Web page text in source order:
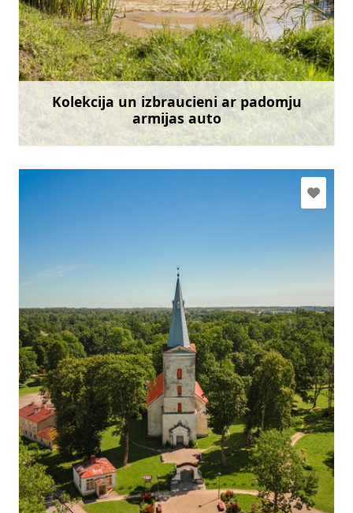
Kolekcija un izbraucieni ar padomju
armijas auto
pupoli9@inbox.lv
+371 29197900
Doties
Uzzināt vairāk
+371 29493079